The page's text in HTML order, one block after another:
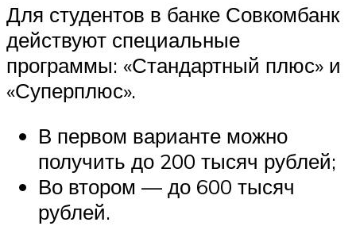
Для студентов в банке Совкомбанк
действуют специальные
программы: «Стандартный плюс» и
«Суперплюс».
В первом варианте можно
получить до 200 тысяч рублей;
Во втором — до 600 тысяч
рублей.